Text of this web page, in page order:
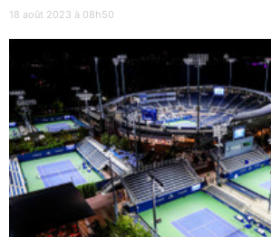
18 août 2023 à 08h50